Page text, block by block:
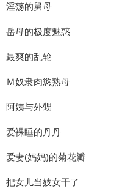
淫荡的舅母
岳母的极度魅惑
最爽的乱轮
Ｍ奴隶肉慾熟母
阿姨与外甥
爱裸睡的丹丹
爱妻(妈妈)的菊花瓣
把女儿当妓女干了